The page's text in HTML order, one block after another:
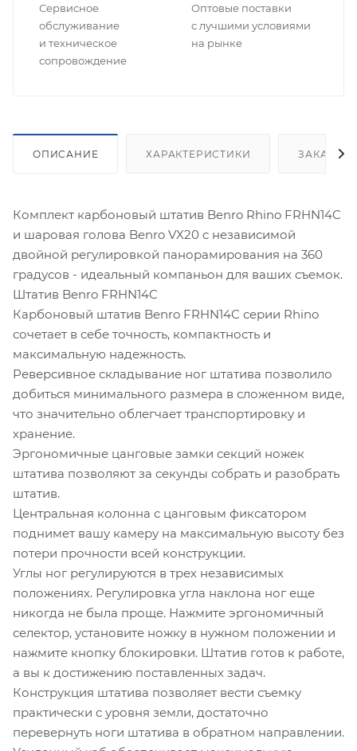
Сервисное
обслуживание
и техническое
сопровождение
Оптовые поставки
с лучшими условиями
на рынке
ОПИСАНИЕ ХАРАКТЕРИСТИКИ
Комплект карбоновый штатив Benro Rhino FRHN14C
и шаровая голова Benro VX20 с независимой
двойной регулировкой панорамирования на 360
градусов - идеальный компаньон для ваших съемок.
Штатив Benro FRHN14C
Карбоновый штатив Benro FRHN14C серии Rhino
сочетает в себе точность, компактность и
максимальную надежность.
Реверсивное складывание ног штатива позволило
добиться минимального размера в сложенном виде,
что значительно облегчает транспортировку и
хранение.
Эргономичные цанговые замки секций ножек
штатива позволяют за секунды собрать и разобрать
штатив.
Центральная колонна с цанговым фиксатором
поднимет вашу камеру на максимальную высоту без
потери прочности всей конструкции.
Углы ног регулируются в трех независимых
положениях. Регулировка угла наклона ног еще
никогда не была проще. Нажмите эргономичный
селектор, установите ножку в нужном положении и
нажмите кнопку блокировки. Штатив готов к работе,
а вы к достижению поставленных задач.
Конструкция штатива позволяет вести съемку
практически с уровня земли, достаточно
перевернуть ноги штатива в обратном направлении.